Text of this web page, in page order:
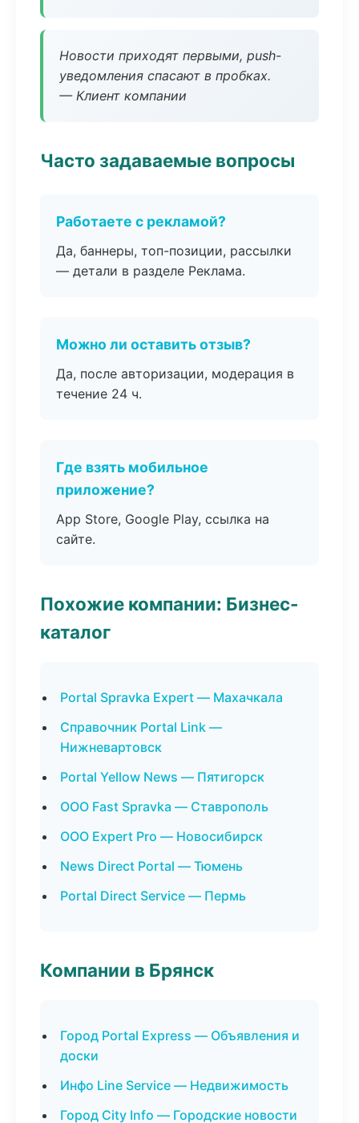
Новости приходят первыми, push-
уведомления спасают в пробках.
— Клиент компании
Часто задаваемые вопросы
Работаете с рекламой?
Да, баннеры, топ-позиции, рассылки
— детали в разделе Реклама.
Можно ли оставить отзыв?
Да, после авторизации, модерация в
течение 24 ч.
Где взять мобильное
приложение?
App Store, Google Play, ссылка на
сайте.
Похожие компании: Бизнес-
каталог
Portal Spravka Expert — Махачкала
Справочник Portal Link —
Нижневартовск
Portal Yellow News — Пятигорск
ООО Fast Spravka — Ставрополь
ООО Expert Pro — Новосибирск
News Direct Portal — Тюмень
Portal Direct Service — Пермь
Компании в Брянск
Город Portal Express — Объявления и
доски
Инфо Line Service — Недвижимость
Город City Info — Городские новости